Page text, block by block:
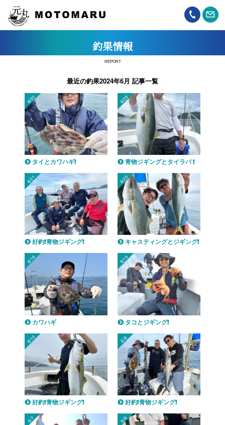
釣果情報
REPORT
最近の釣果2024年6月 記事一覧
6/30
タイとカワハギ❗️
6/29
青物ジギングとタイラバ ❗️
6/21
好釣❗️青物ジギング❗️
6/20
キャスティングとジギング❗️
6/16
カワハギ
6/15
タコとジギング❗️
6/10
好釣❗️青物ジギング❗️
6/8
好釣❗️青物ジギング❗️
6/7 6/6